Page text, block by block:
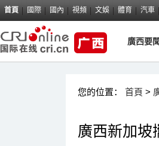
首頁 國際 國內 視頻 文娛 體育 汽車
廣西要聞
您的位置： 首頁 >
廣西新加坡